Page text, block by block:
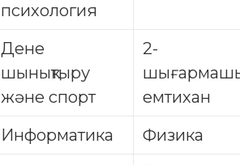
психология
Дене
шынықтыру
және спорт
2-
емтихан
Информатика Физика